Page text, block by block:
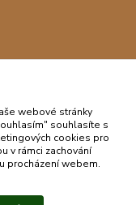
webové stránky
souhlasíte s
cookies pro
v rámci zachování
procházení webem.